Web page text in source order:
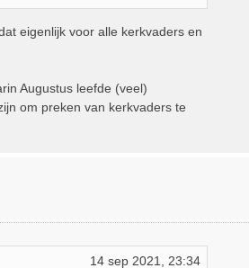
eigenlijk voor alle kerkvaders en
Augustus leefde (veel)
om preken van kerkvaders te
14 sep 2021, 23:34